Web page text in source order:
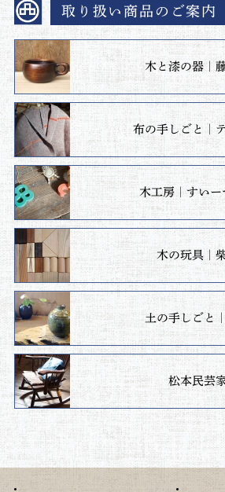
取り扱い商品のご案内
木と漆の器｜
布の手しごと｜
木工房｜すいー
木の玩具｜
土の手しごと
松本民芸